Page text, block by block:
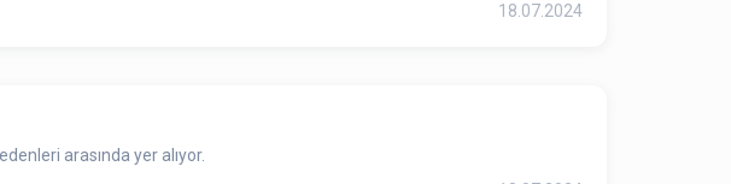
18.07.2024
arasında yer alıyor.